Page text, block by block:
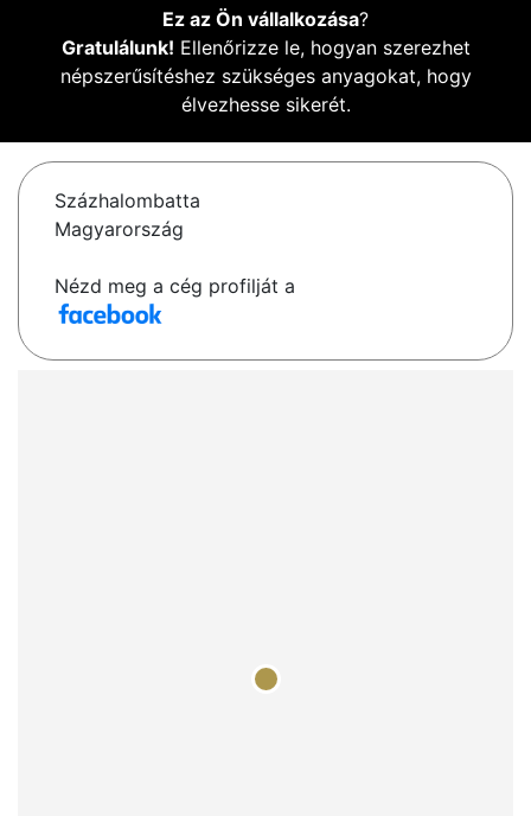
Ez az Ön vállalkozása?
Gratulálunk! Ellenőrizze le, hogyan szerezhet
népszerűsítéshez szükséges anyagokat, hogy
élvezhesse sikerét.
Százhalombatta
Magyarország
Nézd meg a cég profilját a